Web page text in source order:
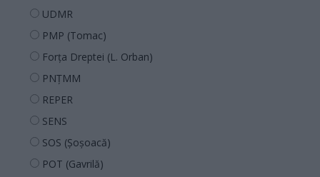
UDMR
PMP (Tomac)
Forța Dreptei (L. Orban)
PNȚMM
REPER
SENS
SOS (Șoșoacă)
POT (Gavrilă)